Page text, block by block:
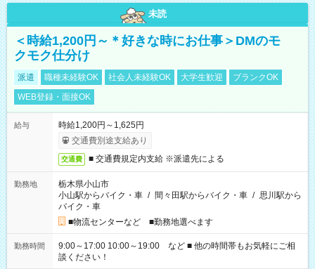
未読
＜時給1,200円～＊好きな時にお仕事＞DMのモ
クモク仕分け
派遣 職種未経験OK 社会人未経験OK 大学生歓迎
ブランクOK
WEB登録・面接OK
給与
時給1,200円～1,625円
交通費別途支給あり
交通費 ■ 交通費規定内支給 ※派遣先による
勤務地
栃木県小山市
小山駅からバイク・車 / 間々田駅からバイク・車 / 思川駅から
バイク・車
■物流センターなど ■勤務地選べます
勤務時間
9:00～17:00 10:00～19:00 など ■ 他の時間帯もお気軽にご相
談ください！